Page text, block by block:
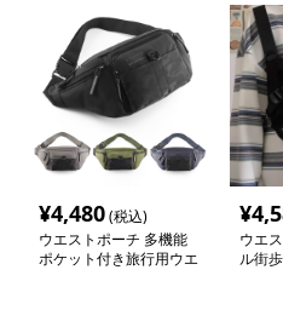
¥4,480(税込)
ウエストポーチ 多機能
ポケット付き旅行用ウエ
¥
ウエ
ル街